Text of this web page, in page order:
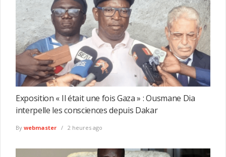
Exposition « Il était une fois Gaza » : Ousmane Dia
interpelle les consciences depuis Dakar
By webmaster 2 heures ago